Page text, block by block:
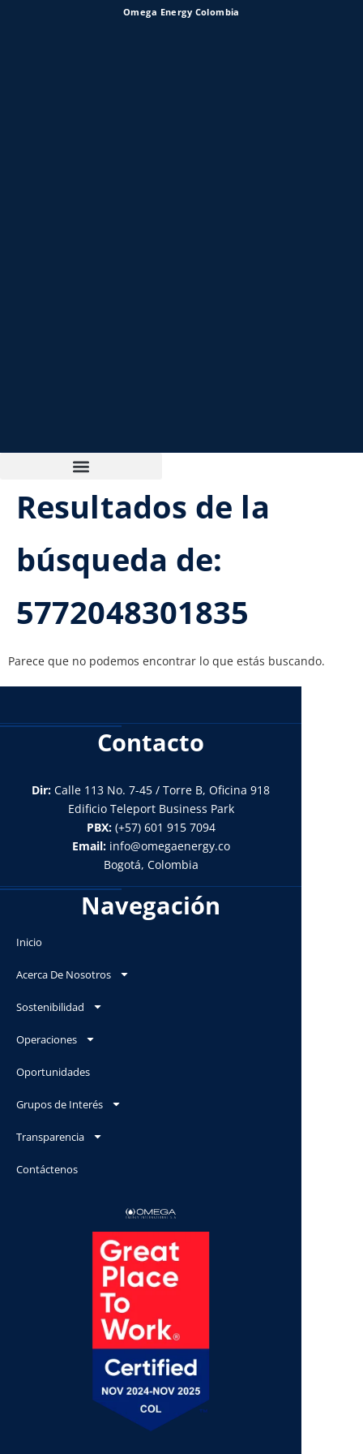
Omega Energy Colombia
Resultados de la
búsqueda de:
5772048301835
Parece que no podemos encontrar lo que estás buscando.
Navegación
Inicio
Acerca De Nosotros
Sostenibilidad
Operaciones
Oportunidades
Grupos de Interés
Transparencia
Contáctenos
Contacto
Dir: Calle 113 No. 7-45 / Torre B, Oficina 918
Edificio Teleport Business Park
PBX:(+57) 601 915 7094
Email:info@omegaenergy.co
Bogotá, Colombia